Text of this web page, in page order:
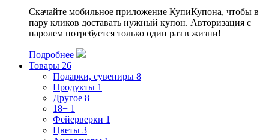
Скачайте мобильное приложение КупиКупона, чтобы в
пару кликов доставать нужный купон. Авторизация с
паролем потребуется только один раз в жизни!
Подробнее
Товары 26
Подарки, сувениры 8
Продукты 1
Другое 8
18+ 1
Фейерверки 1
Цветы 3